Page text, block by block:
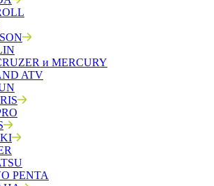
и MERCURY
ATV
PENTA